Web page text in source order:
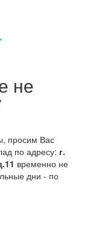
не
просим Вас
по адресу: г.
временно не
дни - по